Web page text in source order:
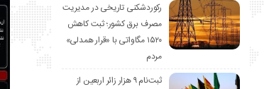
رکوردشکنی تاریخی در مدیریت
مصرف برق کشور؛ ثبت کاهش
۱۵۲۰ مگاواتی با «قرار همدلی»
مردم
ثبت‌نام ۹ هزار زائر اربعین از